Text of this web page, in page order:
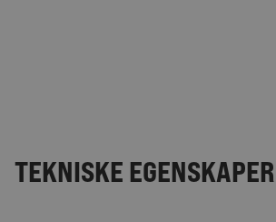
TEKNISKE EGENSKAPER